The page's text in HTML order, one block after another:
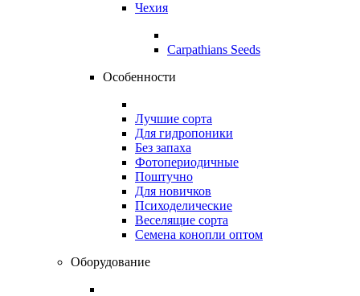
Чехия
Carpathians Seeds
Особенности
Лучшие сорта
Для гидропоники
Без запаха
Фотопериодичные
Поштучно
Для новичков
Психоделические
Веселящие сорта
Семена конопли оптом
Оборудование